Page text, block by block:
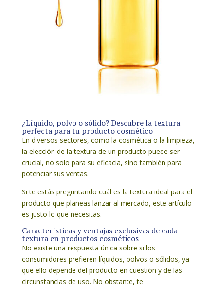
¿Líquido, polvo o sólido? Descubre la textura
perfecta para tu producto cosmético
En diversos sectores, como la cosmética o la limpieza,
la elección de la textura de un producto puede ser
crucial, no solo para su eficacia, sino también para
potenciar sus ventas.
Si te estás preguntando cuál es la textura ideal para el
producto que planeas lanzar al mercado, este artículo
es justo lo que necesitas.
Características y ventajas exclusivas de cada
textura en productos cosméticos
No existe una respuesta única sobre si los
consumidores prefieren líquidos, polvos o sólidos, ya
que ello depende del producto en cuestión y de las
circunstancias de uso. No obstante, te